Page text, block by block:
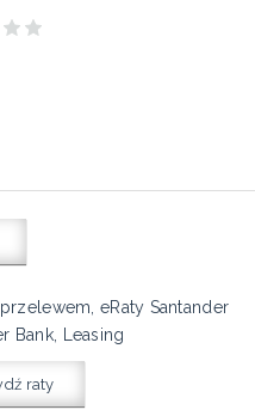
przelewem, eRaty Santander
Bank, Leasing
raty